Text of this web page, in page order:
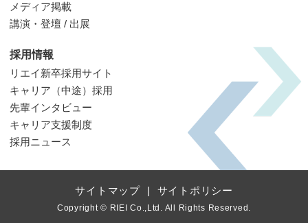
メディア掲載
講演・登壇 / 出展
採用情報
リエイ新卒採用サイト
キャリア（中途）採用
先輩インタビュー
キャリア支援制度
採用ニュース
サイトマップ サイトポリシー
Copyright © RIEI Co.,Ltd. All Rights Reserved.